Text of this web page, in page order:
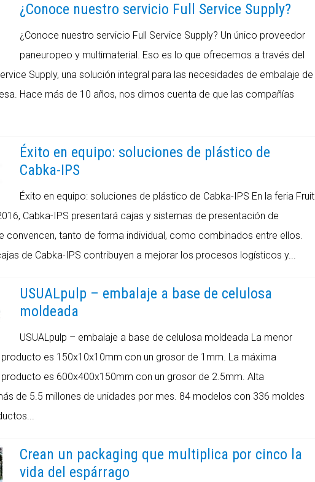
¿Conoce nuestro servicio Full Service Supply?
¿Conoce nuestro servicio Full Service Supply? Un único proveedor
paneuropeo y multimaterial. Eso es lo que ofrecemos a través del
Supply, una solución integral para las necesidades de embalaje de
Hace más de 10 años, nos dimos cuenta de que las compañías
Éxito en equipo: soluciones de plástico de
Cabka-IPS
Éxito en equipo: soluciones de plástico de Cabka-IPS En la feria Fruit
Cabka-IPS presentará cajas y sistemas de presentación de
convencen, tanto de forma individual, como combinados entre ellos.
de Cabka-IPS contribuyen a mejorar los procesos logísticos y...
USUALpulp – embalaje a base de celulosa
moldeada
USUALpulp – embalaje a base de celulosa moldeada La menor
es 150x10x10mm con un grosor de 1mm. La máxima
es 600x400x150mm con un grosor de 2.5mm. Alta
de 5.5 millones de unidades por mes. 84 modelos con 336 moldes
Crean un packaging que multiplica por cinco la
vida del espárrago